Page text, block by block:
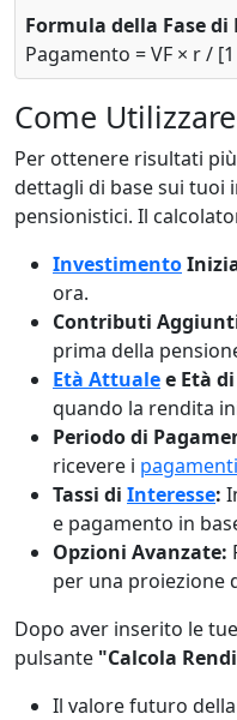
Formula della Fase di
Pagamento = VF × r /
Come
Per ottenere risultati
dettagli di base sui tuoi
pensionistici. Il
Investimento
ora.
Contributi
prima della
Età Attualee Età
quando la rendita
Periodo di
ricevere i pagamenti
Tassi di Interesse:
e pagamento in
Opzioni Avanzate:
per una proiezione
Dopo aver inserito le
pulsante "Calcola
Il valore futuro